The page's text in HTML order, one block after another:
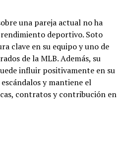
una pareja actual no ha
deportivo. Soto
clave en su equipo y uno de
de la MLB. Además, su
influir positivamente en su
y mantiene el
contratos y contribución en